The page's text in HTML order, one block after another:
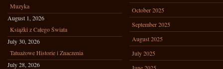
Muzyka
August 1, 2026
Książki z Całego Świata
July 30, 2026
Tatuażowe Historie i Znaczenia
July 28, 2026
October 2025
September 2025
August 2025
July 2025